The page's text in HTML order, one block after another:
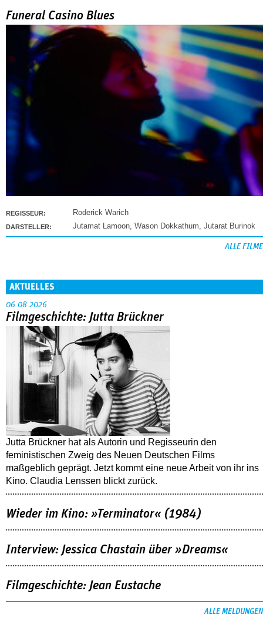
Funeral Casino Blues
REGISSEUR: Roderick Warich
DARSTELLER: Jutamat Lamoon Wason Dokkathum Jutarat Burinok
ALLE FILME
AKTUELLES
06.08.2026
Filmgeschichte: Jutta Brückner
Jutta Brückner hat als Autorin und Regisseurin den
feministischen Zweig des Neuen Deutschen Films
maßgeblich geprägt. Jetzt kommt eine neue Arbeit von ihr ins
Kino. Claudia Lenssen blickt zurück.
Wieder im Kino: »Terminator« (1984)
Interview: Jessica Chastain über »Dreams«
Filmgeschichte: Jean Eustache
ALLE MELDUNGEN